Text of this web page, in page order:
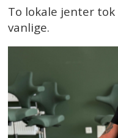
To lokale jenter
vanlige.